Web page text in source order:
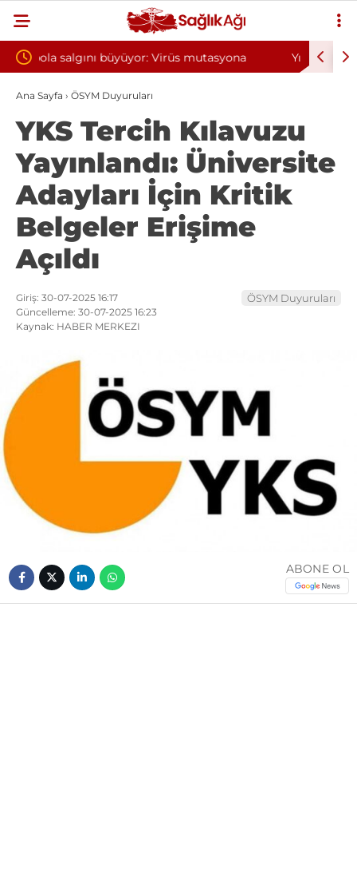
Yılın ilk 6 ayında 10 bini aşkın hasta hiperbarik
oksijen tedavisinden yararlandı
Ana Sayfa › ÖSYM Duyuruları
YKS Tercih Kılavuzu
Yayınlandı: Üniversite
Adayları İçin Kritik
Belgeler Erişime
Açıldı
Giriş: 30-07-2025 16:17
Güncelleme: 30-07-2025 16:23
Kaynak: HABER MERKEZI
ÖSYM Duyuruları
ABONE OL